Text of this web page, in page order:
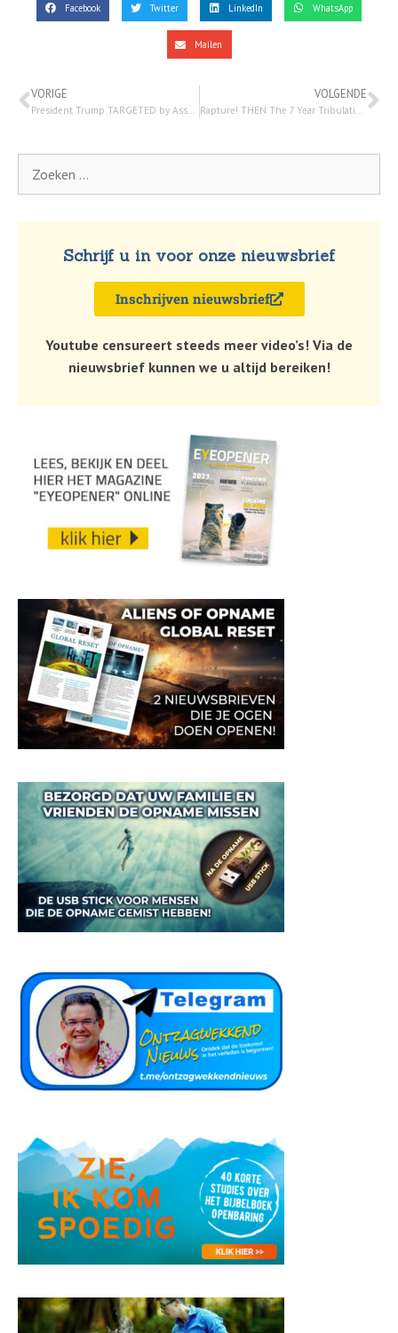
Facebook Twitter LinkedIn WhatsApp
Mailen
VORIGE VOLGENDE
Schrijf u in voor onze nieuwsbrief
Inschrijven nieuwsbrief
Youtube censureert steeds meer video’s! Via de
nieuwsbrief kunnen we u altijd bereiken!